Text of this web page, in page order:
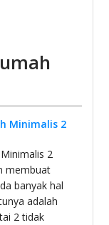
Minimalis 2
2
membuat
banyak hal
adalah
2 tidak